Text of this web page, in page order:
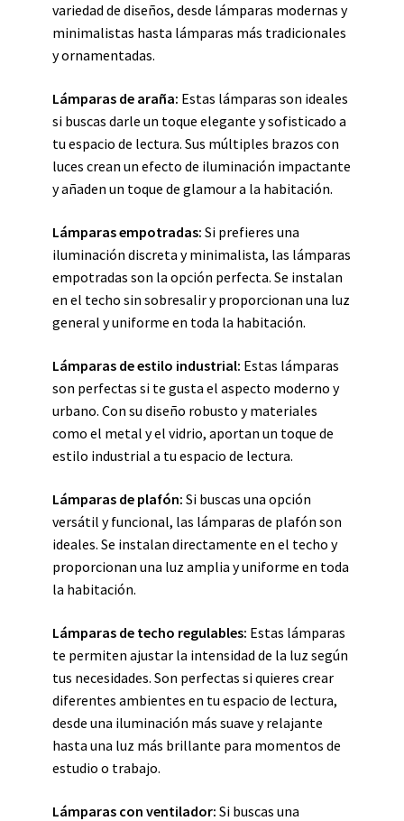
variedad de diseños, desde lámparas modernas y
minimalistas hasta lámparas más tradicionales
y ornamentadas.
Lámparas de araña: Estas lámparas son ideales
si buscas darle un toque elegante y sofisticado a
tu espacio de lectura. Sus múltiples brazos con
luces crean un efecto de iluminación impactante
y añaden un toque de glamour a la habitación.
Lámparas empotradas: Si prefieres una
iluminación discreta y minimalista, las lámparas
empotradas son la opción perfecta. Se instalan
en el techo sin sobresalir y proporcionan una luz
general y uniforme en toda la habitación.
Lámparas de estilo industrial: Estas lámparas
son perfectas si te gusta el aspecto moderno y
urbano. Con su diseño robusto y materiales
como el metal y el vidrio, aportan un toque de
estilo industrial a tu espacio de lectura.
Lámparas de plafón: Si buscas una opción
versátil y funcional, las lámparas de plafón son
ideales. Se instalan directamente en el techo y
proporcionan una luz amplia y uniforme en toda
la habitación.
Lámparas de techo regulables: Estas lámparas
te permiten ajustar la intensidad de la luz según
tus necesidades. Son perfectas si quieres crear
diferentes ambientes en tu espacio de lectura,
desde una iluminación más suave y relajante
hasta una luz más brillante para momentos de
estudio o trabajo.
Lámparas con ventilador: Si buscas una